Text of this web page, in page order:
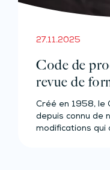
27.11.2025
Code de
revue de
Créé en 1958, le
depuis connu de
modifications qui